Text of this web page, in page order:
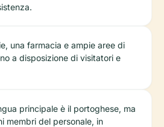
una farmacia e ampie aree di
a disposizione di visitatori e
principale è il portoghese, ma
membri del personale, in